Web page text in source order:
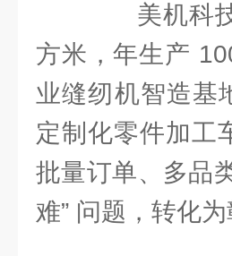
美机科技
方米，年生产
业缝纫机智造基
定制化零件加工
批量订单、多品
难” 问题，转化